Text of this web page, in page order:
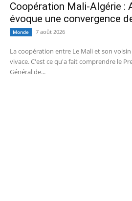
Coopération Mali-Algérie :
évoque une convergence
Monde 7 août 2026
La coopération entre Le Mali et son
vivace. C'est ce qu'a fait comprendre le
Général de...